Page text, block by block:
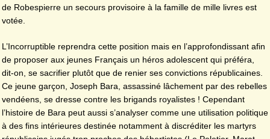
de Robespierre un secours provisoire à la famille de mille livres est
votée.
L’Incorruptible reprendra cette position mais en l’approfondissant afin
de proposer aux jeunes Français un héros adolescent qui préféra,
dit-on, se sacrifier plutôt que de renier ses convictions républicaines.
Ce jeune garçon, Joseph Bara, assassiné lâchement par des rebelles
vendéens, se dresse contre les brigands royalistes ! Cependant
l’histoire de Bara peut aussi s’analyser comme une utilisation politique
à des fins intérieures destinée notamment à discréditer les martyrs